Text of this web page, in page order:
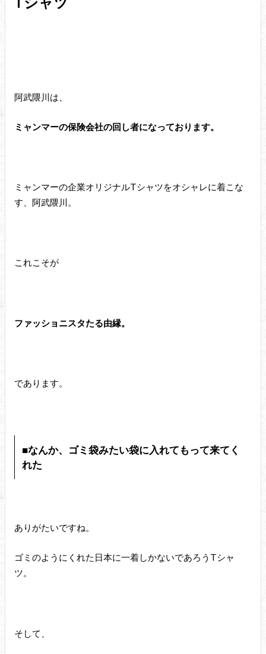
阿武隈川は、
ミャンマーの保険会社の回し者になっております。
ミャンマーの企業オリジナルTシャツをオシャレに着こな
す、阿武隈川。
これこそが
ファッショニスタたる由縁。
であります。
■なんか、ゴミ袋みたい袋に入れてもって来てく
れた
ありがたいですね。
ゴミのようにくれた日本に一着しかないであろうTシャ
ツ。
そして、